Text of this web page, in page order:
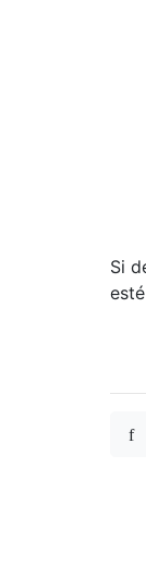
Si